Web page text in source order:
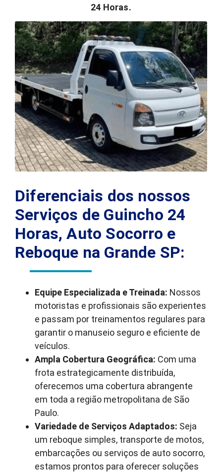
24 Horas.
Diferenciais dos nossos
Serviços de Guincho 24
Horas, Auto Socorro e
Reboque na Grande SP:
Equipe Especializada e Treinada: Nossos
motoristas e profissionais são experientes
e passam por treinamentos regulares para
garantir o manuseio seguro e eficiente de
veículos.
Ampla Cobertura Geográfica: Com uma
frota estrategicamente distribuída,
oferecemos uma cobertura abrangente
em toda a região metropolitana de São
Paulo.
Variedade de Serviços Adaptados: Seja
um reboque simples, transporte de motos,
embarcações ou serviços de auto socorro,
estamos prontos para oferecer soluções